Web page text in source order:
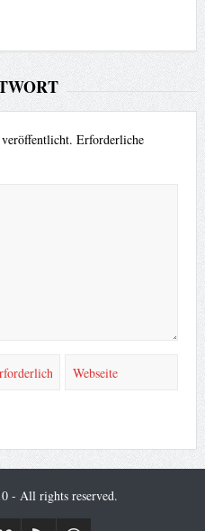
Erforderliche
- All rights reserved.